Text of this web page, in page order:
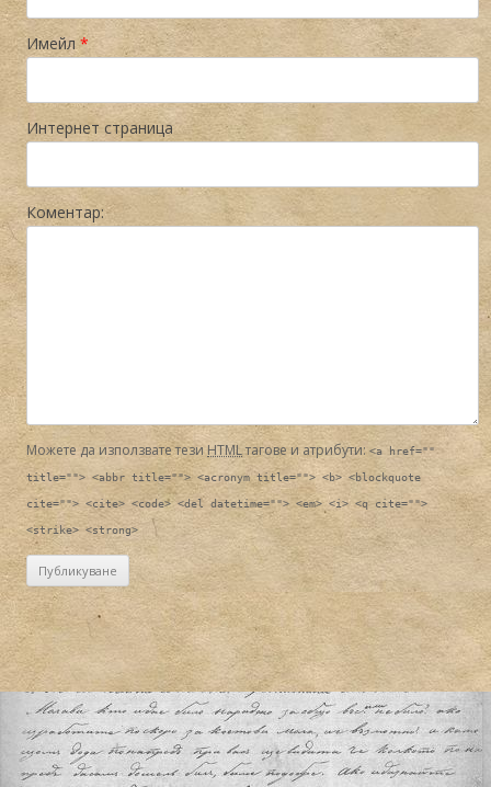
Имейл *
Интернет страница
Коментар:
Можете да използвате тезиHTMLтагове и атрибути: <a href=""
title=""> <abbr title=""> <acronym title=""> <b> <blockquote
cite=""> <cite> <code> <del datetime=""> <em> <i> <q cite="">
<strike> <strong>